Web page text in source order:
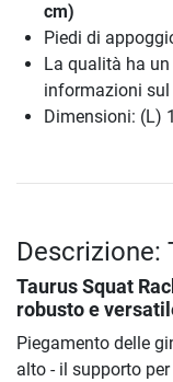
cm)
Piedi di
La qualità ha
informazioni sul
Dimensioni: (L)
Descrizione:
Taurus Squat
robusto e
Piegamento delle
alto - il supporto